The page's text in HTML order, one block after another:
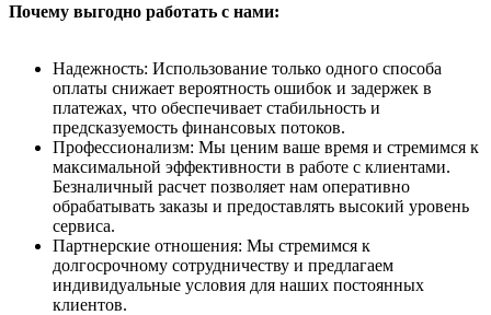
Почему выгодно работать с нами:
Надежность: Использование только одного способа
оплаты снижает вероятность ошибок и задержек в
платежах, что обеспечивает стабильность и
предсказуемость финансовых потоков.
Профессионализм: Мы ценим ваше время и стремимся к
максимальной эффективности в работе с клиентами.
Безналичный расчет позволяет нам оперативно
обрабатывать заказы и предоставлять высокий уровень
сервиса.
Партнерские отношения: Мы стремимся к
долгосрочному сотрудничеству и предлагаем
индивидуальные условия для наших постоянных
клиентов.